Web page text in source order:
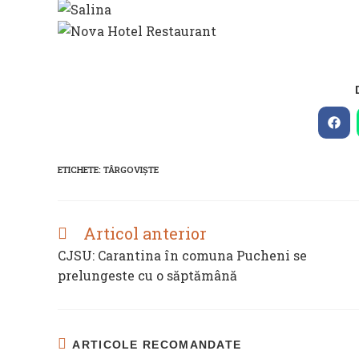
in
ETICHETE: TÂRGOVIŞTE
READ
ARTICLES
Articol anterior
CJSU: Carantina în comuna Pucheni se
prelungeste cu o săptămână
ARTICOLE RECOMANDATE